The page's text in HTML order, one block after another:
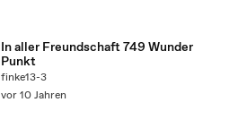
In aller Freundschaft 749 Wunder
Punkt
finke13-3
vor 10 Jahren